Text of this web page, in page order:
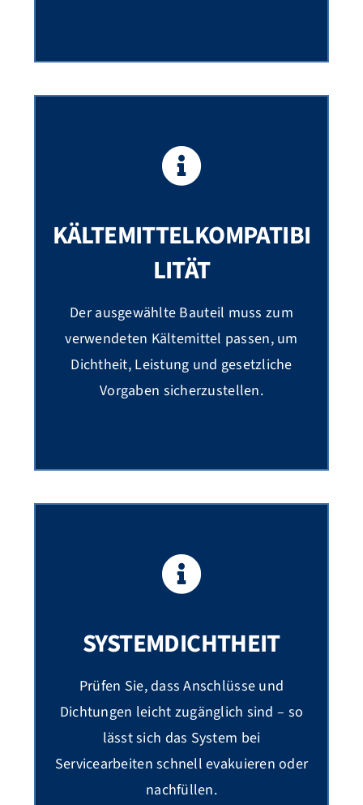
KÄLTEMITTELKOMPATIBI
LITÄT
Der ausgewählte Bauteil muss zum
verwendeten Kältemittel passen, um
Dichtheit, Leistung und gesetzliche
Vorgaben sicherzustellen.
SYSTEMDICHTHEIT
Prüfen Sie, dass Anschlüsse und
Dichtungen leicht zugänglich sind – so
lässt sich das System bei
Servicearbeiten schnell evakuieren oder
nachfüllen.